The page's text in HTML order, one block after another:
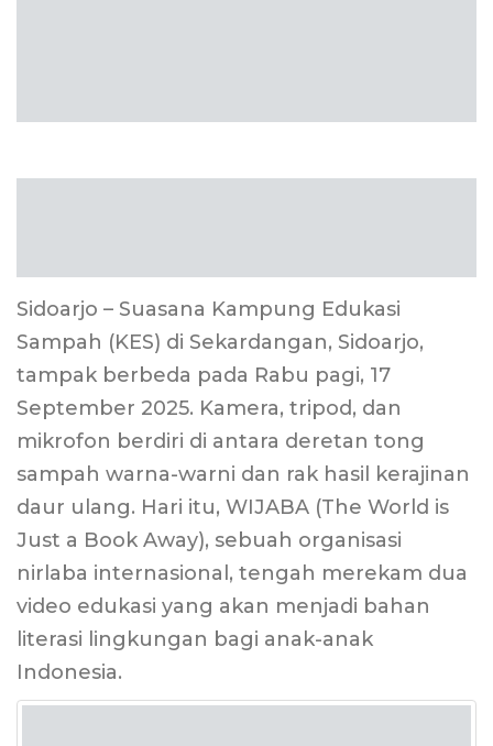
Sidoarjo – Suasana Kampung Edukasi
Sampah (KES) di Sekardangan, Sidoarjo,
tampak berbeda pada Rabu pagi, 17
September 2025. Kamera, tripod, dan
mikrofon berdiri di antara deretan tong
sampah warna-warni dan rak hasil kerajinan
daur ulang. Hari itu, WIJABA (The World is
Just a Book Away), sebuah organisasi
nirlaba internasional, tengah merekam dua
video edukasi yang akan menjadi bahan
literasi lingkungan bagi anak-anak
Indonesia.